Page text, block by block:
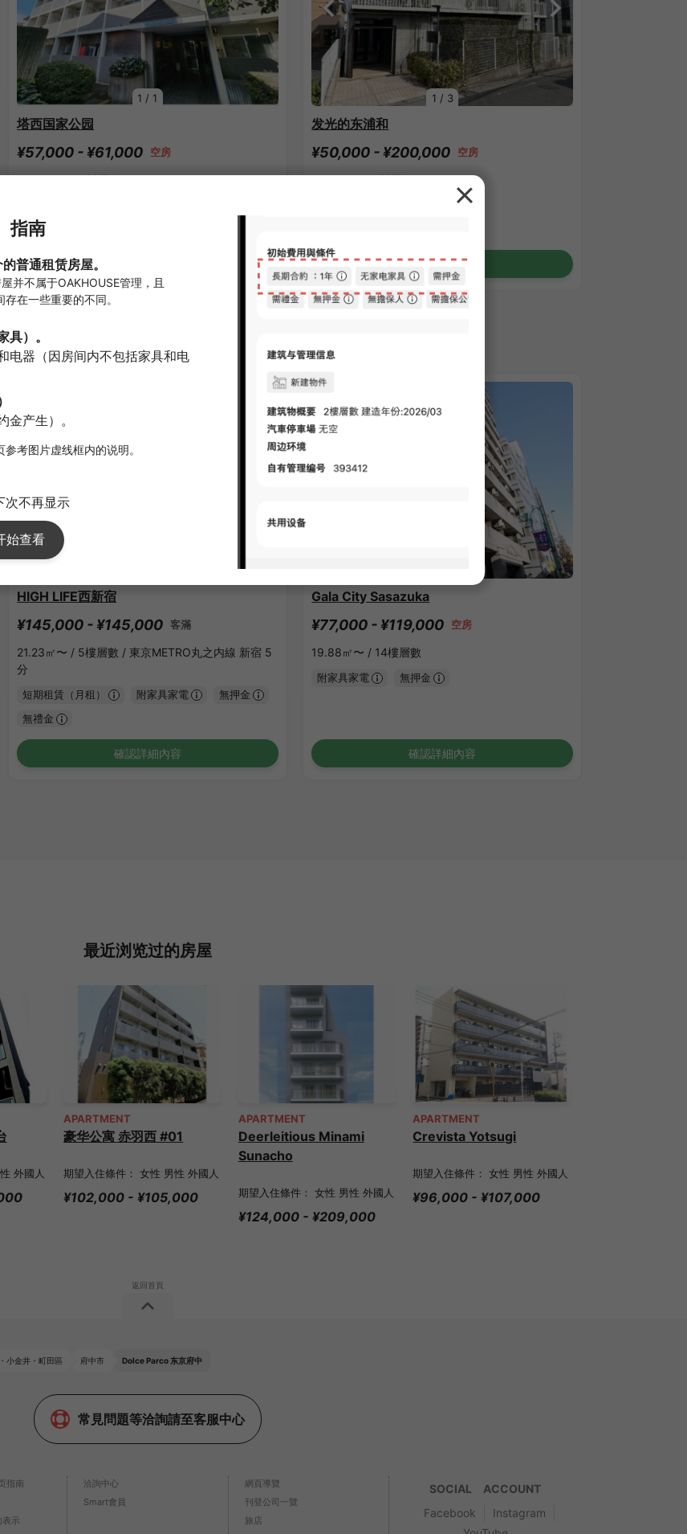
1 / 1
塔西国家公园
¥57,000 - ¥61,000 空房
15.00㎡〜 /4樓層數
1 / 3
发光的东浦和
¥50,000 - ¥200,000 空房
19.87㎡〜 /2樓層數
確認詳細內容
HIGH LIFE西新宿
¥145,000 - ¥145,000 客滿
21.23㎡〜 / 5樓層數 /東京METRO丸之内線 新宿 5
分
短期租賃（月租） 附家具家電
無押金
無禮金
確認詳細內容
APARTMENT
Gala City Sasazuka
¥77,000 - ¥119,000 空房
19.88㎡〜 / 14樓層數
附家具家電 無押金
確認詳細內容
最近浏览过的房屋
外國人
APARTMENT
豪华公寓 赤羽西 #01
期望入住條件： 女性 男性 外國人
¥102,000 - ¥105,000
APARTMENT
Deerleitious Minami
Sunacho
期望入住條件： 女性 男性 外國人
¥124,000 - ¥209,000
APARTMENT
Crevista Yotsugi
期望入住條件： 女性 男性 外國人
¥96,000 - ¥107,000
小金井・町田區 府中市 Dolce Parco 东京府中
常見問題等洽詢請至客服中心
指南
表示
洽詢中心
Smart會員
網頁導覽
刊登公司一覽
旅店
SOCIAL ACCOUNT
Facebook
Instagram